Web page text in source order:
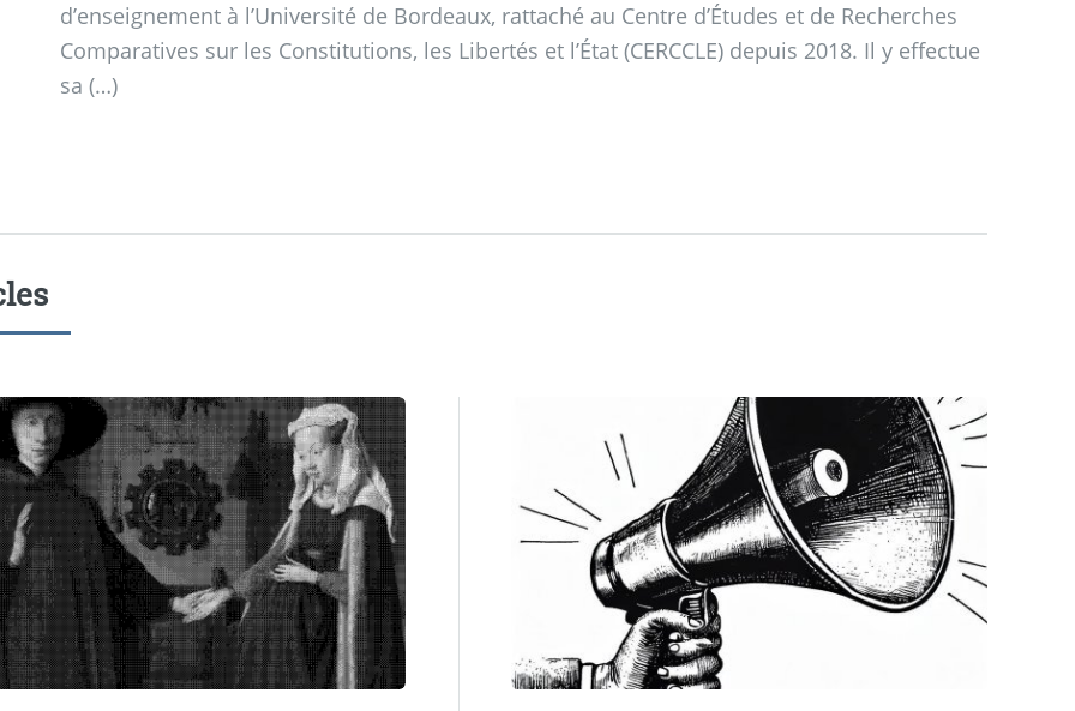
d’enseignement à l’Université de Bordeaux, rattaché au Centre d’Études et de Recherches
Comparatives sur les Constitutions, les Libertés et l’État (CERCCLE) depuis 2018. Il y effectue
sa (…)